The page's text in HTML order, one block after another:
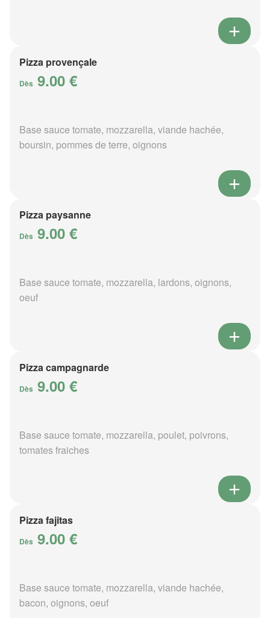
Pizza provençale
Dès 9.00 €
Base sauce tomate, mozzarella, viande hachée,
boursin, pommes de terre, oignons
Pizza paysanne
Dès 9.00 €
Base sauce tomate, mozzarella, lardons, oignons,
oeuf
Pizza campagnarde
Dès 9.00 €
Base sauce tomate, mozzarella, poulet, poivrons,
tomates fraiches
Pizza fajitas
Dès 9.00 €
Base sauce tomate, mozzarella, viande hachée,
bacon, oignons, oeuf